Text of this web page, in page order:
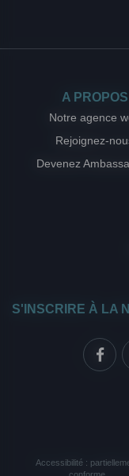
A PROPOS
Notre agence
Rejoignez-
Devenez
S'INSCRIRE À LA
Accessibilité :